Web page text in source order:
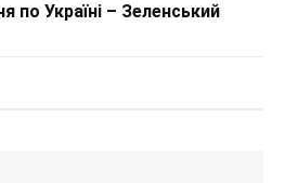
по Україні – Зеленський